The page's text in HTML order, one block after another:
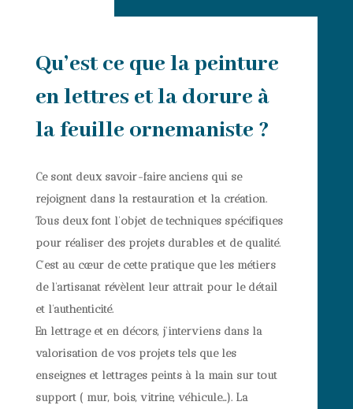
Qu’est ce que la peinture
en lettres et la dorure à
la feuille ornemaniste ?
Ce sont deux savoir-faire anciens qui se
rejoignent dans la restauration et la création.
Tous deux font l’objet de techniques spécifiques
pour réaliser des projets durables et de qualité.
C’est au cœur de cette pratique que les métiers
de l’artisanat révèlent leur attrait pour le détail
et l’authenticité.
En lettrage et en décors, j’interviens dans la
valorisation de vos projets tels que les
enseignes et lettrages peints à la main sur tout
support ( mur, bois, vitrine, véhicule…). La